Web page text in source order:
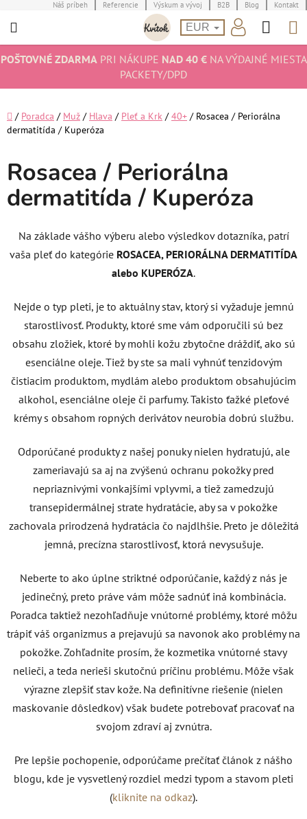
na
Náš príbeh Referencie Výskum a vývoj B2B Blog Kontakt
EUR
POŠTOVNÉ ZDARMAPRI NÁKUPE NAD 40 €NA VÝDAJNÉ MIESTA
PACKETY/DPD
Domov
/ Poradca / Muž / Hlava / Pleť a Krk / 40+ / Rosacea / Periorálna
dermatitída / Kuperóza
Rosacea / Periorálna
dermatitída / Kuperóza
Na základe vášho výberu alebo výsledkov dotazníka, patrí
vaša pleť do kategórie ROSACEA, PERIORÁLNA DERMATITÍDA
alebo KUPERÓZA.
Nejde o typ pleti, je to aktuálny stav, ktorý si vyžaduje jemnú
starostlivosť. Produkty, ktoré sme vám odporučili sú bez
obsahu zložiek, ktoré by mohli kožu zbytočne dráždiť, ako sú
esenciálne oleje. Tiež by ste sa mali vyhnúť tenzidovým
čistiacim produktom, mydlám alebo produktom obsahujúcim
alkohol, esenciálne oleje či parfumy. Takisto ťažké pleťové
krémy s obsahom ropných derivátov neurobia dobrú službu.
Odporúčané produkty z našej ponuky nielen hydratujú, ale
zameriavajú sa aj na zvýšenú ochranu pokožky pred
nepriaznivými vonkajšími vplyvmi, a tiež zamedzujú
transepidermálnej strate hydratácie, aby sa v pokožke
zachovala prirodzená hydratácia čo najdlhšie. Preto je dôležitá
jemná, precízna starostlivosť, ktorá nevysušuje.
Neberte to ako úplne striktné odporúčanie, každý z nás je
jedinečný, preto práve vám môže sadnúť iná kombinácia.
Poradca taktiež nezohľadňuje vnútorné problémy, ktoré môžu
trápiť váš organizmus a prejavujú sa navonok ako problémy na
pokožke. Zohľadnite prosím, že kozmetika vnútorné stavy
nelieči, a teda nerieši skutočnú príčinu problému. Môže však
výrazne zlepšiť stav kože. Na definitívne riešenie (nielen
maskovanie dôsledkov) však budete potrebovať pracovať na
svojom zdraví aj zvnútra.
Pre lepšie pochopenie, odporúčame prečítať článok z nášho
blogu, kde je vysvetlený rozdiel medzi typom a stavom pleti
(kliknite na odkaz).